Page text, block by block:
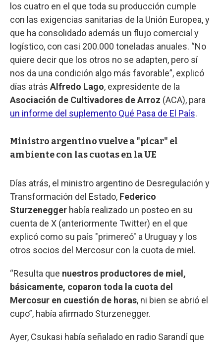
los cuatro en el que toda su producción cumple
con las exigencias sanitarias de la Unión Europea, y
que ha consolidado además un flujo comercial y
logístico, con casi 200.000 toneladas anuales. “No
quiere decir que los otros no se adapten, pero sí
nos da una condición algo más favorable”, explicó
días atrás Alfredo Lago, expresidente de la
Asociación de Cultivadores de Arroz (ACA), para
un informe del suplemento Qué Pasa de El País.
Ministro argentino vuelve a "picar" el
ambiente con las cuotas en la UE
Días atrás, el ministro argentino de Desregulación y
Transformación del Estado, Federico
Sturzenegger había realizado un posteo en su
cuenta de X (anteriormente Twitter) en el que
explicó como su país "primereó" a Uruguay y los
otros socios del Mercosur con la cuota de miel.
“Resulta que nuestros productores de miel,
básicamente, coparon toda la cuota del
Mercosur en cuestión de horas, ni bien se abrió el
cupo”, había afirmado Sturzenegger.
Ayer, Csukasi había señalado en radio Sarandí que